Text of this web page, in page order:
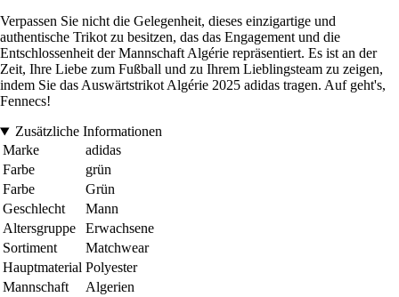
Verpassen Sie nicht die Gelegenheit, dieses einzigartige und
authentische Trikot zu besitzen, das das Engagement und die
Entschlossenheit der Mannschaft Algérie repräsentiert. Es ist an der
Zeit, Ihre Liebe zum Fußball und zu Ihrem Lieblingsteam zu zeigen,
indem Sie das Auswärtstrikot Algérie 2025 adidas tragen. Auf geht's,
Fennecs!
Zusätzliche Informationen
Marke
adidas
Farbe
grün
Farbe
Grün
Geschlecht
Mann
Altersgruppe
Erwachsene
Sortiment
Matchwear
Hauptmaterial Polyester
Mannschaft
Algerien